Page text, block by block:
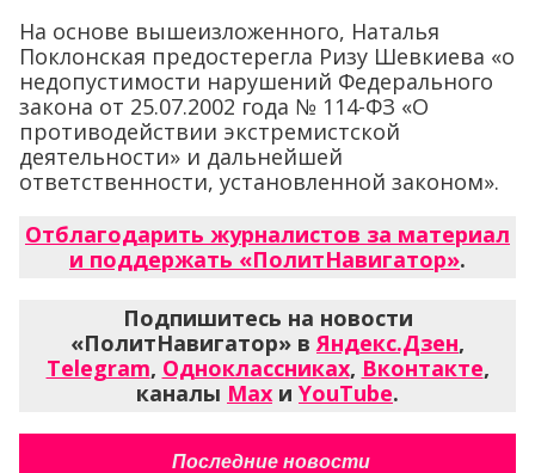
На основе вышеизложенного, Наталья
Поклонская предостерегла Ризу Шевкиева «о
недопустимости нарушений Федерального
закона от 25.07.2002 года № 114-ФЗ «О
противодействии экстремистской
деятельности» и дальнейшей
ответственности, установленной законом».
Отблагодарить журналистов за материал
и поддержать «ПолитНавигатор».
Подпишитесь на новости
«ПолитНавигатор» вЯндекс.Дзен,
Telegram, Одноклассниках, Вконтакте,
каналы Max и YouTube.
Последние новости